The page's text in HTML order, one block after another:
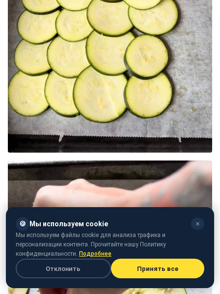
🍪 Мы используем cookie ✕
Мы используем файлы cookie для анализа трафика и
персонализации контента. Прочитайте нашу Политику
конфиденциальности. Подробнее
Отклонить Принять все